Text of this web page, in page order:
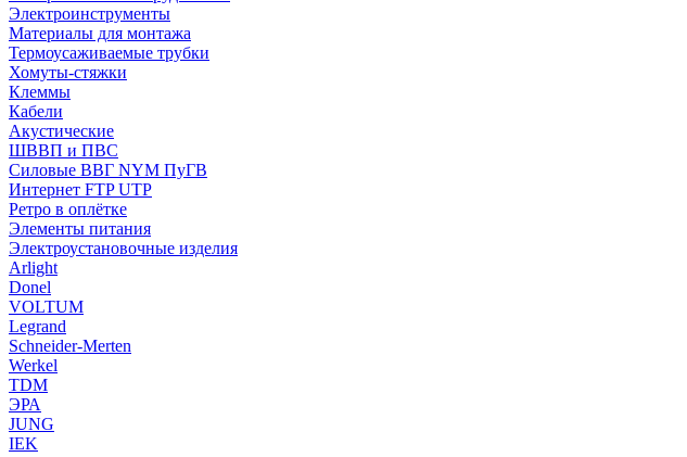
Электроинструменты
Материалы для монтажа
Термоусаживаемые трубки
Хомуты-стяжки
Клеммы
Кабели
Акустические
ШВВП и ПВС
Силовые ВВГ NYM ПуГВ
Интернет FTP UTP
Ретро в оплётке
Элементы питания
Электроустановочные изделия
Arlight
Donel
VOLTUM
Legrand
Schneider-Merten
Werkel
TDM
ЭРА
JUNG
IEK